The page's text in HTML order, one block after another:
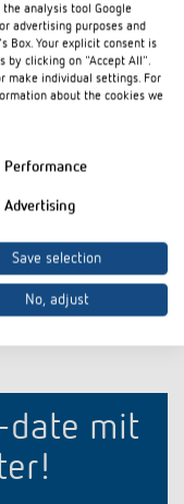
Ext.
Artikel-Nr. 9070191
date mit
analysis tool Google
advertising purposes and
Box. Your explicit consent is
by clicking on "Accept All".
make individual settings. For
about the cookies we
Performance
Advertising
Save selection
No, adjust